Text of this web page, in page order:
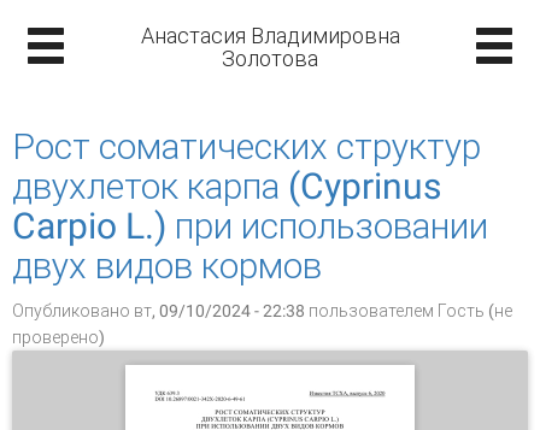
Анастасия Владимировна
Золотова
Рост соматических структур
двухлеток карпа (Cyprinus
Carpio L.) при использовании
двух видов кормов
Опубликовано вт, 09/10/2024 - 22:38 пользователем Гость (не
проверено)